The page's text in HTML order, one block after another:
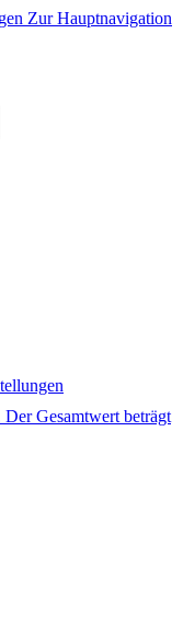
Zur Hauptnavigation
Gesamtwert beträgt